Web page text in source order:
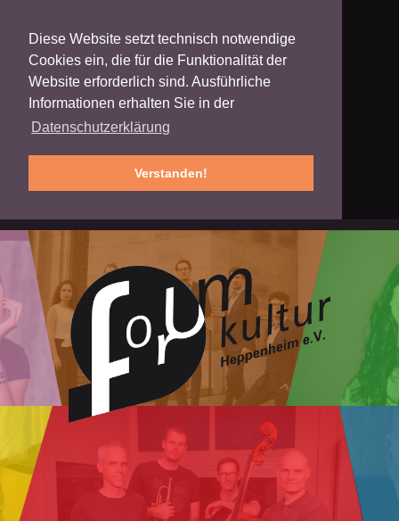
Diese Website setzt technisch notwendige
Cookies ein, die für die Funktionalität der
Website erforderlich sind. Ausführliche
Informationen erhalten Sie in der
Datenschutzerklärung
Verstanden!